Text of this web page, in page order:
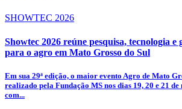
SHOWTEC 2026
Showtec 2026 reúne pesquisa, tecnologia e
para o agro em Mato Grosso do Sul
Em sua 29ª edição, o maior evento Agro de Mato
realizado pela Fundação MS nos dias 19, 20 e 21
com...